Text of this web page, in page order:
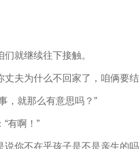
就继续往下接触。
夫为什么不回家了，咱俩要
就那么有意思吗？”
有啊！”
你不在乎孩子是不是亲生的